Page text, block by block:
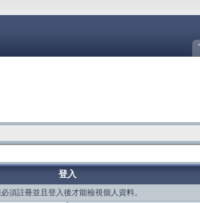
登入
須註冊並且登入後才能檢視個人資料。